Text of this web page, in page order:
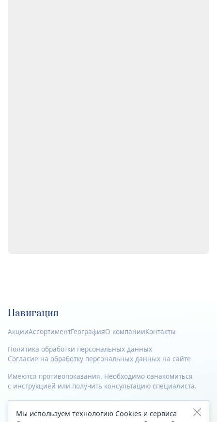
Навигация
АкцииАссортиментГеографияО компанииКонтакты
Политика обработки персональных данных
Согласие на обработку персональных данных на сайте
Имеются противопоказания. Необходимо ознакомиться
с инструкцией или получить консультацию специалиста.
© 2023—2026 Все права защищены.
Мы используем технологию Cookies и сервиса